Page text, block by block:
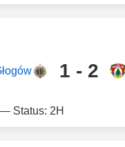
1 - 2
Status: 2H